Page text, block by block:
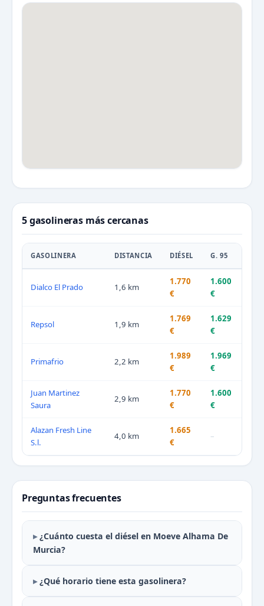
5 gasolineras más cercanas
GASOLINERA DISTANCIA DIÉSEL G. 95
Dialco El Prado 1,6 km
1.770
€
1.600
€
Repsol 1,9 km
1.769
€
1.629
€
Primafrio 2,2 km
1.989
€
1.969
€
Juan Martinez
Saura
2,9 km
1.770
€
1.600
€
Alazan Fresh Line
S.l.
4,0 km
1.665
€
–
Preguntas frecuentes
¿Cuánto cuesta el diésel en Moeve Alhama De
Murcia?
¿Qué horario tiene esta gasolinera?